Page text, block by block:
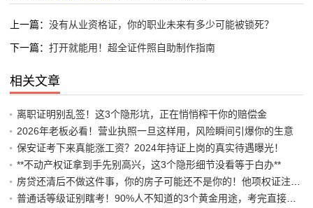
上一篇： 没有从业资格证，你的职业未来有多少可能被锁死？
下一篇： 打开就能用！超全证件照自助制作指南
相关文章
离职证明别乱签！这3个隐形坑，正在悄悄榨干你的赔偿金
2026年老板必看！营业执照一旦这样用，风险瞬间引爆你的生意
保安证考下来真能涨工资？2024年持证上岗的真实待遇曝光！
**不动产权证拿到手先别高兴，这3个隐形细节没看等于白办**